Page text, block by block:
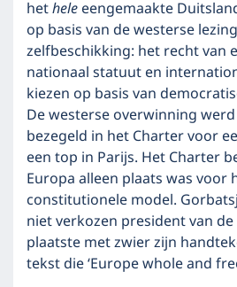
hetheleeengemaakte
op basis van de westerse
zelfbeschikking: het recht van
nationaal statuut en
kiezen op basis van
De westerse overwinning
bezegeld in het Charter voor
een top in Parijs. Het Charter
Europa alleen plaats was voor
constitutionele model.
niet verkozen president van de
plaatste met zwier zijn
tekst die ‘Europe whole and